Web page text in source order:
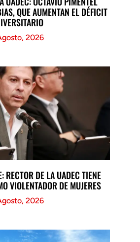
QUE AUMENTAN EL DÉFICIT
2026
RECTOR DE LA UADEC TIENE
VIOLENTADOR DE MUJERES
2026